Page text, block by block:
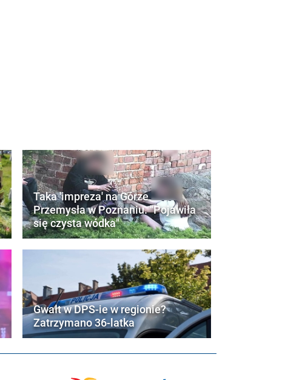
Taka 'impreza' na Górze
Przemysła w Poznaniu. "Pojawiła
się czysta wódka"
Gwałt w DPS-ie w regionie?
Zatrzymano 36-latka